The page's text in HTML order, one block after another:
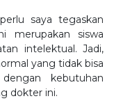
saya tegaskan
merupakan siswa
intelektual. Jadi,
yang tidak bisa
kebutuhan
dokter ini.